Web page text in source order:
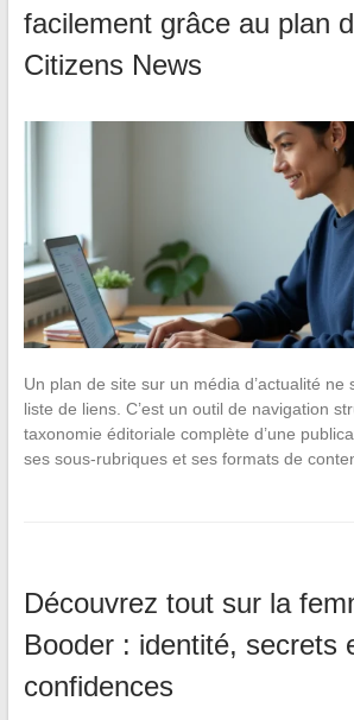
facilement grâce au plan
Citizens News
Un plan de site sur un média d’actualité ne
liste de liens. C’est un outil de navigation
taxonomie éditoriale complète d’une
ses sous-rubriques et ses formats de
Découvrez tout sur la
Booder : identité, secrets
confidences